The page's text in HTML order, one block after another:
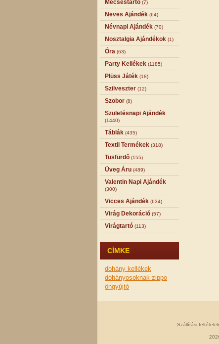
Mécsestartó (7)
Neves Ajándék (64)
Névnapi Ajándék (70)
Nosztalgia Ajándékok (1)
Óra (63)
Party Kellékek (1185)
Plüss Játék (18)
Szilveszter (12)
Szobor (8)
Születésnapi Ajándék
(1440)
Táblák (435)
Textil Termékek (318)
Tusfürdő (155)
Üveg Áru (489)
Valentin Napi Ajándék
(300)
Vicces Ajándék (634)
Virág Dekoráció (57)
Virágtartó (113)
CÍMKE
dohány kellékek
dohányosoknak zippo
öngyújtó
Szállítási feltételek